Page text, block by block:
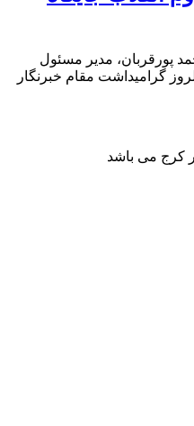
پورقربان، مدیر مسئول
گرامیداشت مقام خبرنگار
کرج می باشد